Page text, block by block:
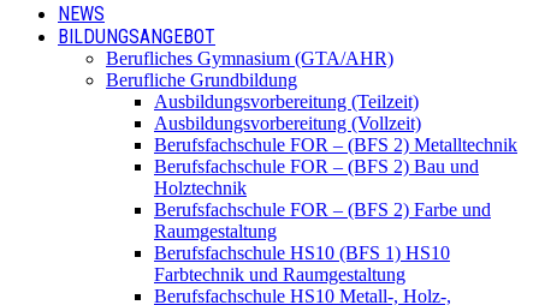
NEWS
BILDUNGSANGEBOT
Berufliches Gymnasium (GTA/AHR)
Berufliche Grundbildung
Ausbildungsvorbereitung (Teilzeit)
Ausbildungsvorbereitung (Vollzeit)
Berufsfachschule FOR – (BFS 2) Metalltechnik
Berufsfachschule FOR – (BFS 2) Bau und
Holztechnik
Berufsfachschule FOR – (BFS 2) Farbe und
Raumgestaltung
Berufsfachschule HS10 (BFS 1) HS10
Farbtechnik und Raumgestaltung
Berufsfachschule HS10 Metall-, Holz-,